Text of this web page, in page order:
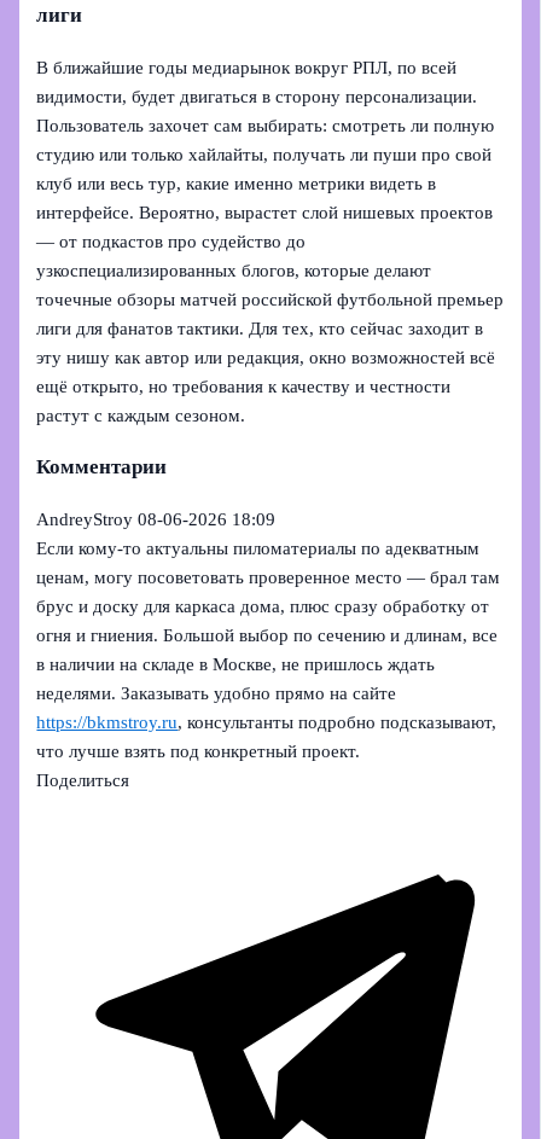
лиги
В ближайшие годы медиарынок вокруг РПЛ, по всей
видимости, будет двигаться в сторону персонализации.
Пользователь захочет сам выбирать: смотреть ли полную
студию или только хайлайты, получать ли пуши про свой
клуб или весь тур, какие именно метрики видеть в
интерфейсе. Вероятно, вырастет слой нишевых проектов
— от подкастов про судейство до
узкоспециализированных блогов, которые делают
точечные обзоры матчей российской футбольной премьер
лиги для фанатов тактики. Для тех, кто сейчас заходит в
эту нишу как автор или редакция, окно возможностей всё
ещё открыто, но требования к качеству и честности
растут с каждым сезоном.
Комментарии
AndreyStroy 08-06-2026 18:09
Если кому-то актуальны пиломатериалы по адекватным
ценам, могу посоветовать проверенное место — брал там
брус и доску для каркаса дома, плюс сразу обработку от
огня и гниения. Большой выбор по сечению и длинам, все
в наличии на складе в Москве, не пришлось ждать
неделями. Заказывать удобно прямо на сайте
https://bkmstroy.ru, консультанты подробно подсказывают,
что лучше взять под конкретный проект.
Поделиться